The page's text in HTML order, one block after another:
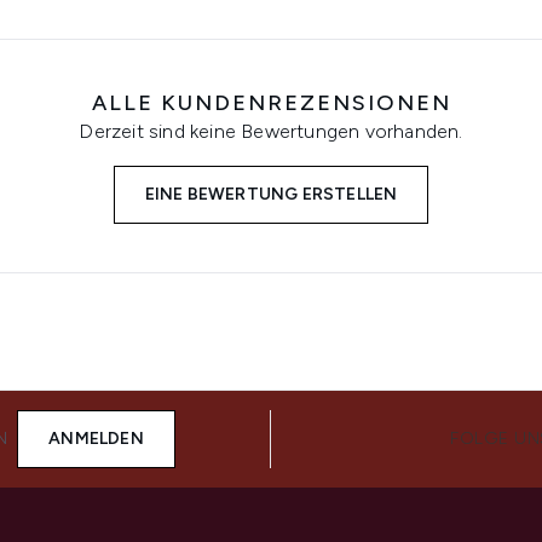
ALLE KUNDENREZENSIONEN
Derzeit sind keine Bewertungen vorhanden.
EINE BEWERTUNG ERSTELLEN
ANMELDEN FOLGE